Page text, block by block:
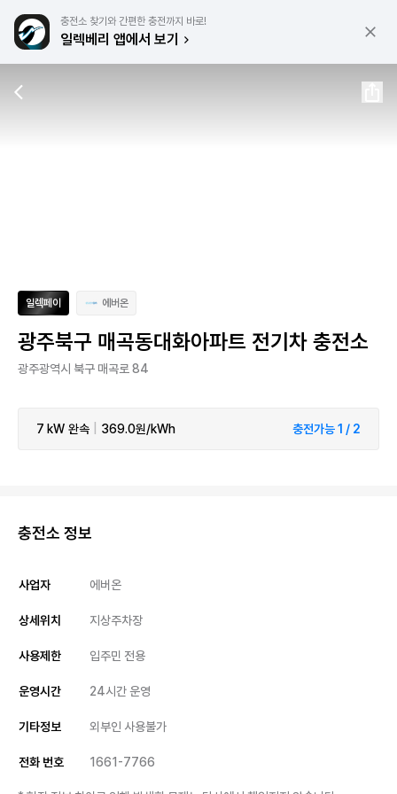
충전소 찾기와 간편한 충전까지 바로!
일렉베리 앱에서 보기
일렉페이 에버온
광주북구 매곡동대화아파트 전기차 충전소
광주광역시 북구 매곡로 84
7 kW 완속 369.0원/kWh 충전가능 1 / 2
충전소 정보
사업자 에버온
상세위치 지상주차장
사용제한 입주민 전용
운영시간 24시간 운영
기타정보 외부인 사용불가
전화 번호 1661-7766